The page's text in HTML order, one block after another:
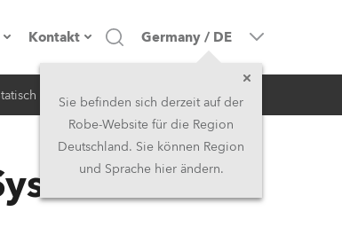
in the EU
Kontakt
Hauptsitz
Hauptsitz & Werk
Germany / DE
Sie befinden sich derzeit auf der
Robe-Website für die Region
Deutschland. Sie können Region
und Sprache hier ändern.
iSerie Architektur